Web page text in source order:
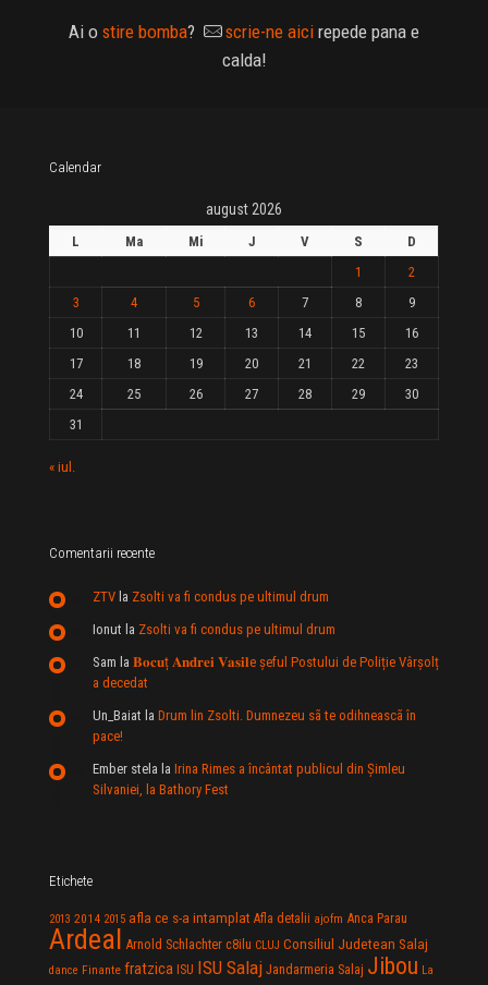
Ai o stire bomba? scrie-ne aici repede pana e
calda!
Calendar
august 2026
L Ma Mi J V S
D
1
2
3
4 5 6 7 8
9
10
11 12 13 14 15
16
17
18 19 20 21 22
23
24
25 26 27 28 29
30
31
« iul.
Comentarii recente
ZTV la Zsolti va fi condus pe ultimul drum
Ionut la Zsolti va fi condus pe ultimul drum
Sam la 𝐁𝐨𝐜𝐮ț 𝐀𝐧𝐝𝐫𝐞𝐢 𝐕𝐚𝐬𝐢𝐥e şeful Postului de Poliție Vârșolț
a decedat
Un_Baiat la Drum lin Zsolti. Dumnezeu sã te odihneascã în
pace!
Ember stela la Irina Rimes a încântat publicul din Şimleu
Silvaniei, la Bathory Fest
Etichete
2013 2014 2015 afla ce s-a intamplat Afla detalii ajofm Anca Parau
Ardeal Arnold Schlachter c8ilu CLUJ Consiliul Judetean Salaj
dance Finante fratzica ISU ISU Salaj Jandarmeria Salaj Jibou La